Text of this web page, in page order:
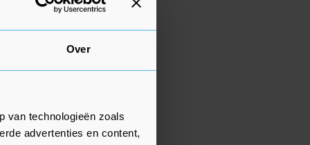
Over
van technologieën zoals
advertenties en content,